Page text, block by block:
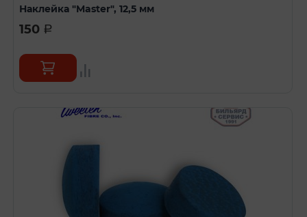
Наклейка "Master", 12,5 мм
150 a